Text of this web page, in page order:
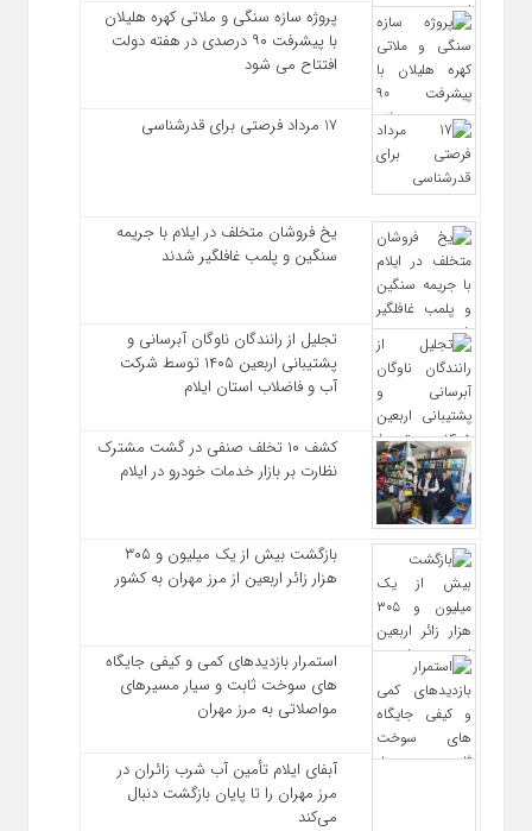
پروژه سازه سنگی و ملاتی کهره هلیلان
با پیشرفت ۹۰ درصدی در هفته دولت
افتتاح می شود
17 مرداد فرصتی برای قدرشناسی
یخ‌ فروشان متخلف در ایلام با جریمه
سنگین و پلمب غافلگیر شدند
تجلیل از رانندگان ناوگان آبرسانی و
پشتیبانی اربعین ۱۴۰۵ توسط شرکت
آب و فاضلاب استان ایلام
کشف ۱۰ تخلف صنفی در گشت مشترک
نظارت بر بازار خدمات خودرو در ایلام
بازگشت بیش از یک میلیون و ۳۰۵
هزار زائر اربعین از مرز مهران به کشور
استمرار بازدیدهای کمی و کیفی جایگاه‌
های سوخت ثابت و سیار مسیرهای
مواصلاتی به مرز مهران
آبفای ایلام تأمین آب شرب زائران در
مرز مهران را تا پایان بازگشت دنبال
می‌کند